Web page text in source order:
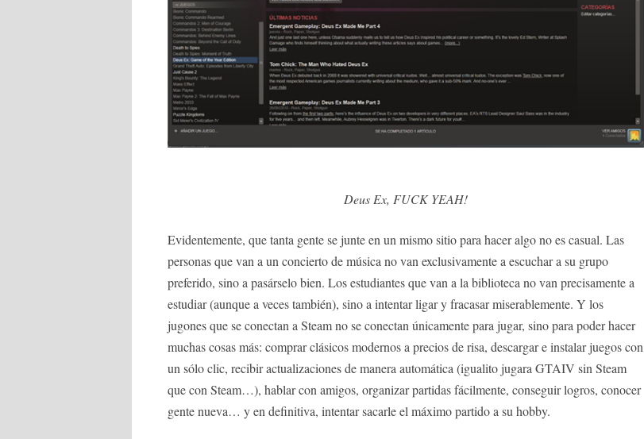
Deus Ex, FUCK YEAH!
Evidentemente, que tanta gente se junte en un mismo sitio para hacer algo no es casual. Las
personas que van a un concierto de música no van exclusivamente a escuchar a su grupo
preferido, sino a pasárselo bien. Los estudiantes que van a la biblioteca no van precisamente a
estudiar (aunque a veces también), sino a intentar ligar y fracasar miserablemente. Y los
jugones que se conectan a Steam no se conectan únicamente para jugar, sino para poder hacer
muchas cosas más: comprar clásicos modernos a precios de risa, descargar e instalar juegos con
un sólo clic, recibir actualizaciones de manera automática (igualito jugara GTAIV sin Steam
que con Steam…), hablar con amigos, organizar partidas fácilmente, conseguir logros, conocer
gente nueva… y en definitiva, intentar sacarle el máximo partido a su hobby.